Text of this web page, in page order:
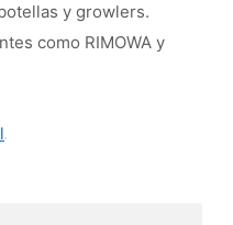
y growlers.
como RIMOWA y